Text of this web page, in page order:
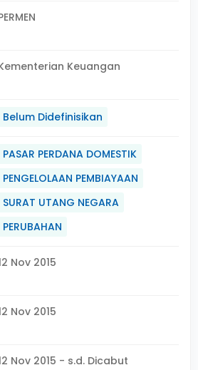
Keuangan
Belum Didefinisikan
PASAR PERDANA DOMESTIK
PENGELOLAAN PEMBIAYAAN
SURAT UTANG NEGARA
PERUBAHAN
Nov 2015
Nov 2015
Nov 2015 - s.d. Dicabut